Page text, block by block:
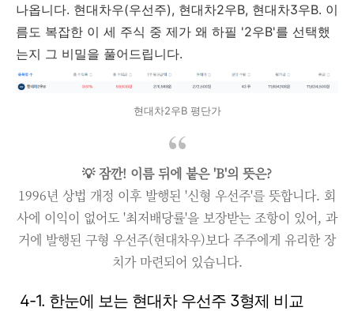
나옵니다. 현대차우(우선주), 현대차2우B, 현대차3우B. 이
름도 복잡한 이 세 주식 중 제가 왜 하필 '2우B'를 선택했
는지 그 비밀을 풀어드립니다.
현대차2우B 평단가
💡 잠깐! 이름 뒤에 붙은 'B'의 뜻은?
1996년 상법 개정 이후 발행된 '신형 우선주'를 뜻합니다. 회
사에 이익이 없어도 '최저배당률'을 보장받는 조항이 있어, 과
거에 발행된 구형 우선주(현대차우)보다 주주에게 유리한 장
치가 마련되어 있습니다.
4-1. 한눈에 보는 현대차 우선주 3형제 비교